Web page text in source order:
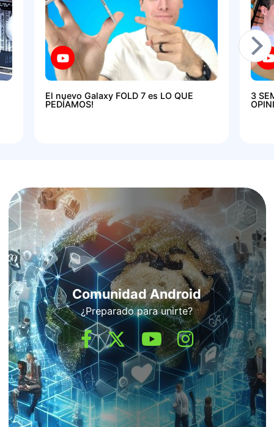
El nuevo Galaxy FOLD 7 es LO QUE
PEDÍAMOS!
3
Comunidad Android
¿Preparado para unirte?